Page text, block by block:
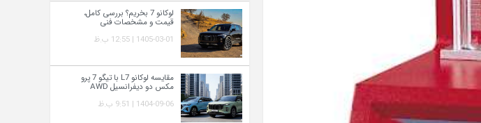
لوکانو 7 بخریم؟ بررسی کامل،
قیمت و مشخصات فنی
1405-03-01 | 12:55 ب.ظ
مقایسه لوکانو L7 با تیگو 7 پرو
مکس دو دیفرانسیل AWD
1404-09-06 | 9:51 ب.ظ